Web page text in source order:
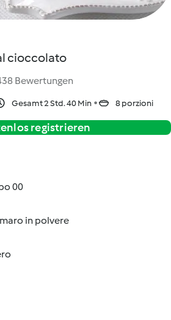
cioccolato
Bewertungen
Gesamt 2 Std. 40 Min 8 porzioni
registrieren
00
in polvere